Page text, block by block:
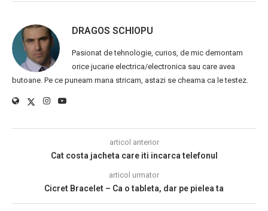
DRAGOS SCHIOPU
Pasionat de tehnologie, curios, de mic demontam
orice jucarie electrica/electronica sau care avea
butoane. Pe ce puneam mana stricam, astazi se cheama ca le testez.
articol anterior
Cat costa jacheta care iti incarca telefonul
articol urmator
Cicret Bracelet – Ca o tableta, dar pe pielea ta